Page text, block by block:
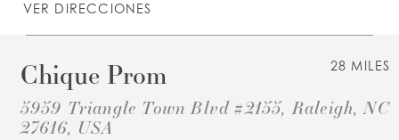
VER DIRECCIONES
28 MILES
Chique Prom
5959 Triangle Town Blvd #2155, Raleigh, NC
27616, USA